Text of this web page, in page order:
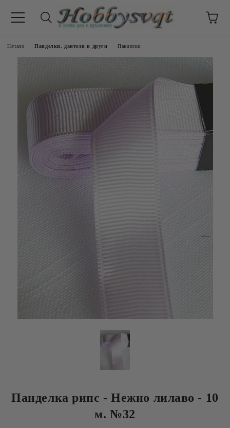
Начало Панделки, дантели и други Панделки
Панделка рипс - Нежно лилаво - 10
м. №32